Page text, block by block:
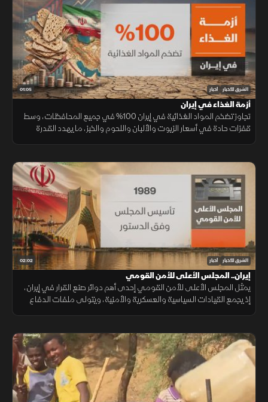
01:05 الشرق للأخبار أخبار
أزمة الغذاء في إيران
تجاوز تضخم المواد الغذائية في إيران 100% في جميع المحافظات، وسط
قفزات حادة في أسعار الزيوت والألبان واللحوم والخبز، ما يهدد القدرة
02:02 الشرق للأخبار أخبار
إيران.. المجلس الأعلى للأمن القومي
يمثل المجلس الأعلى للأمن القومي إحدى أهم دوائر صنع القرار في إيران،
إذ يجمع القيادات السياسية والعسكرية والأمنية، ويتولى ملفات الدفاع